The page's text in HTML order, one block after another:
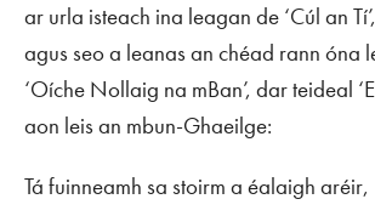
ar urla isteach ina leagan de ‘Cúl an
agus seo a leanas an chéad rann óna
‘Oíche Nollaig na mBan’, dar teideal
aon leis an mbun-Ghaeilge:
Tá fuinneamh sa stoirm a éalaigh aréir,